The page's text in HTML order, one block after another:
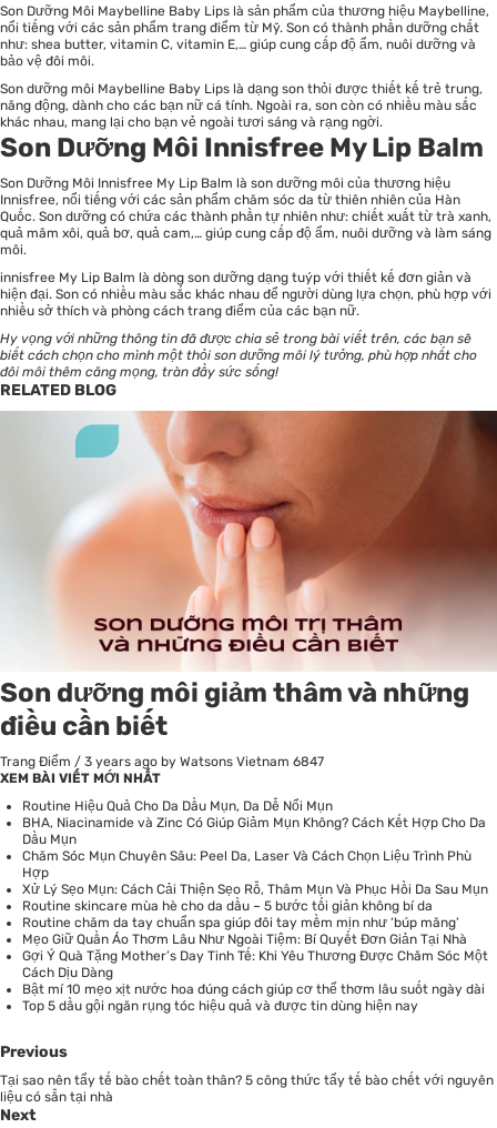
Son Dưỡng Môi Maybelline Baby Lips là sản phẩm của thương hiệu Maybelline,
nổi tiếng với các sản phẩm trang điểm từ Mỹ. Son có thành phần dưỡng chất
như: shea butter, vitamin C, vitamin E,… giúp cung cấp độ ẩm, nuôi dưỡng và
bảo vệ đôi môi.
Son dưỡng môi Maybelline Baby Lips là dạng son thỏi được thiết kế trẻ trung,
năng động, dành cho các bạn nữ cá tính. Ngoài ra, son còn có nhiều màu sắc
khác nhau, mang lại cho bạn vẻ ngoài tươi sáng và rạng ngời.
Son Dưỡng Môi Innisfree My Lip Balm
Son Dưỡng Môi Innisfree My Lip Balm là son dưỡng môi của thương hiệu
Innisfree, nổi tiếng với các sản phẩm chăm sóc da từ thiên nhiên của Hàn
Quốc. Son dưỡng có chứa các thành phần tự nhiên như: chiết xuất từ trà xanh,
quả mâm xôi, quả bơ, quả cam,… giúp cung cấp độ ẩm, nuôi dưỡng và làm sáng
môi.
innisfree My Lip Balm là dòng son dưỡng dạng tuýp với thiết kế đơn giản và
hiện đại. Son có nhiều màu sắc khác nhau để người dùng lựa chọn, phù hợp với
nhiều sở thích và phòng cách trang điểm của các bạn nữ.
Hy vọng với những thông tin đã được chia sẻ trong bài viết trên, các bạn sẽ
biết cách chọn cho mình một thỏi son dưỡng môi lý tưởng, phù hợp nhất cho
đôi môi thêm căng mọng, tràn đầy sức sống!
RELATED BLOG
Son dưỡng môi giảm thâm và những
điều cần biết
Trang Điểm / 3 years ago by Watsons Vietnam 6847
XEM BÀI VIẾT MỚI NHẤT
Routine Hiệu Quả Cho Da Dầu Mụn, Da Dễ Nổi Mụn
BHA, Niacinamide và Zinc Có Giúp Giảm Mụn Không? Cách Kết Hợp Cho Da
Dầu Mụn
Chăm Sóc Mụn Chuyên Sâu: Peel Da, Laser Và Cách Chọn Liệu Trình Phù
Hợp
Xử Lý Sẹo Mụn: Cách Cải Thiện Sẹo Rỗ, Thâm Mụn Và Phục Hồi Da Sau Mụn
Routine skincare mùa hè cho da dầu – 5 bước tối giản không bí da
Routine chăm da tay chuẩn spa giúp đôi tay mềm mịn như ‘búp măng’
Mẹo Giữ Quần Áo Thơm Lâu Như Ngoài Tiệm: Bí Quyết Đơn Giản Tại Nhà
Gợi Ý Quà Tặng Mother’s Day Tinh Tế: Khi Yêu Thương Được Chăm Sóc Một
Cách Dịu Dàng
Bật mí 10 mẹo xịt nước hoa đúng cách giúp cơ thể thơm lâu suốt ngày dài
Top 5 dầu gội ngăn rụng tóc hiệu quả và được tin dùng hiện nay
Previous
Tại sao nên tẩy tế bào chết toàn thân? 5 công thức tẩy tế bào chết với nguyên
liệu có sẵn tại nhà
Next